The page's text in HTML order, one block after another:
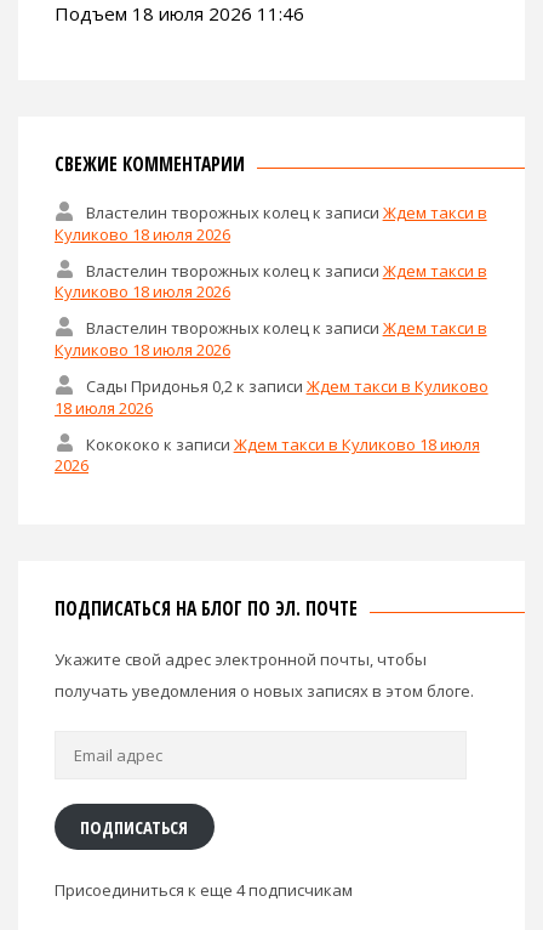
Подъем 18 июля 2026 11:46
СВЕЖИЕ КОММЕНТАРИИ
Властелин творожных колецк записи Ждем такси в
Куликово 18 июля 2026
Властелин творожных колец к записи Ждем такси в
Куликово 18 июля 2026
Властелин творожных колецк записи Ждем такси в
Куликово 18 июля 2026
Сады Придонья 0,2к записи Ждем такси в Куликово
18 июля 2026
Кокококо к записи Ждем такси в Куликово 18 июля
2026
ПОДПИСАТЬСЯ НА БЛОГ ПО ЭЛ. ПОЧТЕ
Укажите свой адрес электронной почты, чтобы
получать уведомления о новых записях в этом блоге.
Email
ПОДПИСАТЬСЯ
Присоединиться к еще 4 подписчикам